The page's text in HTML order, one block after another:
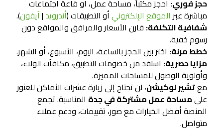
حجز فوري: احجز مكتباً، مساحة عمل، أو قاعة اجتماعات
مباشرة عبرالموقع الإلكترونيأو التطبيقات (أندرويد |آيفون).
شفافية التكلفة: قارن الأسعار والمرافق والمواقع دون
رسوم خفية.
خطط مرنة: اختر بين الحجز بالساعة، اليوم، الأسبوع، أو الشهر.
مزايا حصرية: استفد من خصومات التطبيق، مكافآت الولاء،
وأولوية الوصول للمساحات المميزة.
معتشير لوكيشن، لن تحتاج إلى زيارة عشرات الأماكن للعثور
علىمساحة عمل مشتركة في جدة المناسبة. تجمع
المنصة أفضل الخيارات مع صور، تقييمات، ودعم عملاء
متواصل.